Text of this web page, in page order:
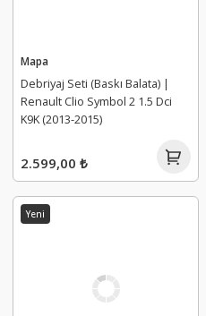
Mapa
Debriyaj Seti (Baskı Balata) |
Renault Clio Symbol 2 1.5 Dci
K9K (2013-2015)
2.599,00 ₺
Yeni